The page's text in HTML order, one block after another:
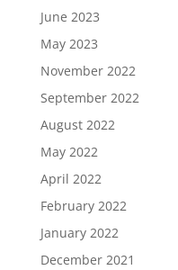
June 2023
May 2023
November 2022
September 2022
August 2022
May 2022
April 2022
February 2022
January 2022
December 2021